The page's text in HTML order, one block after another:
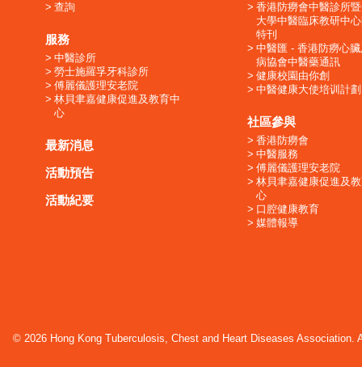
查詢
服務
中醫診所
勞士施羅孚牙科診所
傅麗儀護理安老院
林貝聿嘉健康促進及教育中
心
最新消息
活動預告
活動紀要
香港防癆會中醫診所
大學中醫臨床教研中
特刊
中醫匯 - 香港防癆心
病協會中醫藥通訊
健康校園由你創
中醫健康大使培训計劃
社區參與
香港防癆會
中醫服務
傅麗儀護理安老院
林貝聿嘉健康促進及
心
口腔健康教育
媒體報導
© 2026 Hong Kong Tuberculosis, Chest and Heart Diseases Association.